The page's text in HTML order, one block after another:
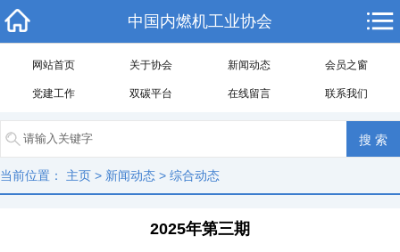
中国内燃机工业协会
网站首页 关于协会 新闻动态 会员之窗
党建工作 双碳平台 在线留言 联系我们
当前位置： 主页 > 新闻动态 > 综合动态
2025年第三期